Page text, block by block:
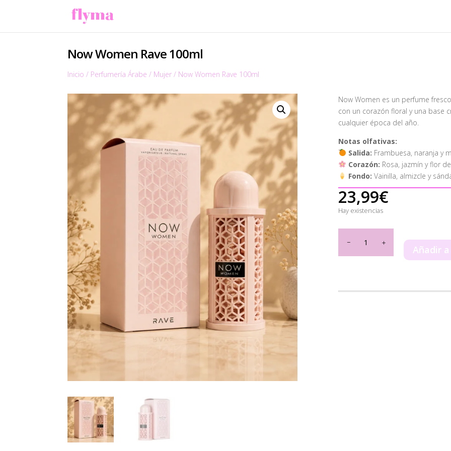
Now Women Rave 100ml
Inicio / Perfumería Árabe / Mujer / Now Women Rave 100ml
Now Women es un perfume
con un corazón floral y una base
cualquier época del año.
Notas olfativas:
Salida: Frambuesa, naranja y
Corazón: Rosa, jazmín y flor
Fondo: Vainilla, almizcle y
23,99€
Hay existencias
Women
Rave
Añadir